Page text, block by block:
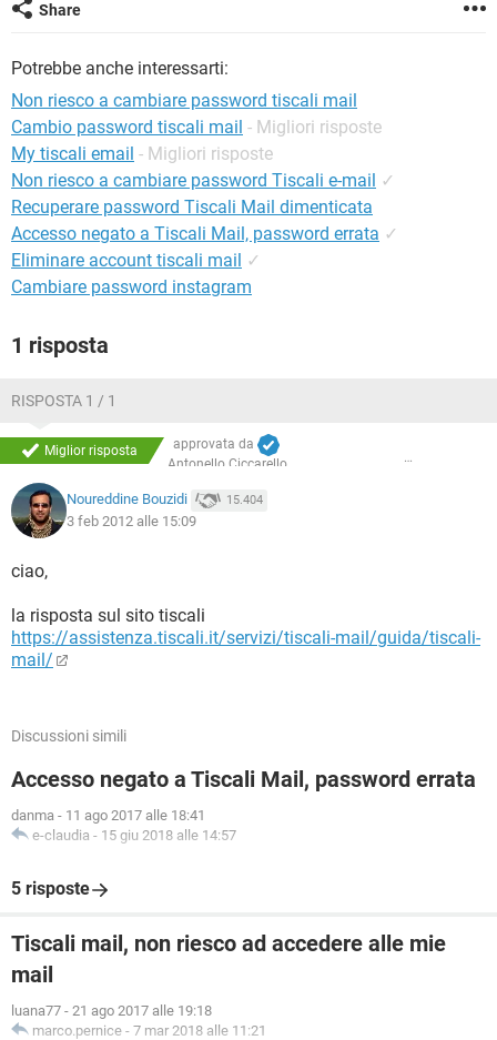
Share
Potrebbe anche interessarti:
Non riesco a cambiare password tiscali mail
Cambio password tiscali mail - Migliori risposte
My tiscali email - Migliori risposte
Non riesco a cambiare password Tiscali e-mail ✓
Recuperare password Tiscali Mail dimenticata
Accesso negato a Tiscali Mail, password errata ✓
Eliminare account tiscali mail ✓
Cambiare password instagram
1 risposta
RISPOSTA 1 / 1
Miglior risposta
approvata da
Antonello Ciccarello
Noureddine Bouzidi 15.404
3 feb 2012 alle 15:09
ciao,
la risposta sul sito tiscali
https://assistenza.tiscali.it/servizi/tiscali-mail/guida/tiscali-
mail/
Discussioni simili
Accesso negato a Tiscali Mail, password errata
danma - 11 ago 2017 alle 18:41
e-claudia - 15 giu 2018 alle 14:57
5 risposte
Tiscali mail, non riesco ad accedere alle mie
mail
luana77 - 21 ago 2017 alle 19:18
marco.pernice - 7 mar 2018 alle 11:21